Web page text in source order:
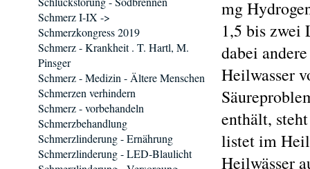
mg
1,5 bis zwei
dabei
Heilwasser
enthält,
listet im
Heilwässer
Schmerz I-IX ->
Schmerzkongress 2019
Schmerz - Krankheit . T. Hartl, M.
Pinsger
Schmerz - Medizin - Ältere Menschen
Schmerzen verhindern
Schmerz - vorbehandeln
Schmerzbehandlung
Schmerzlinderung - Ernährung
Schmerzlinderung - LED-Blaulicht